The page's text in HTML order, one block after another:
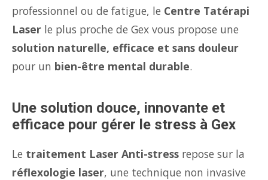
professionnel ou de fatigue, le Centre Tatérapi
Laser le plus proche de Gex vous propose une
solution naturelle, efficace et sans douleur
pour un bien-être mental durable.
Une solution douce, innovante et
efficace pour gérer le stress à Gex
Le traitement Laser Anti-stress repose sur la
réflexologie laser, une technique non invasive